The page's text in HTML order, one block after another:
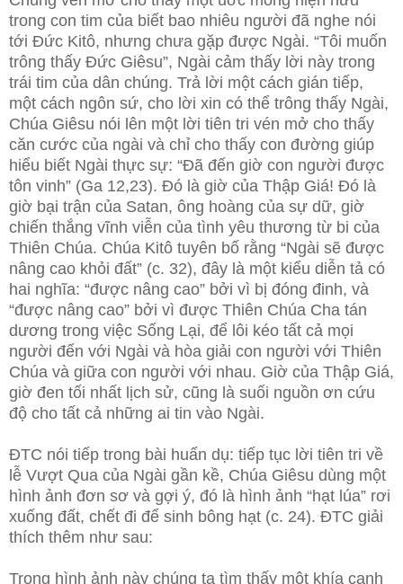
trong con tim của biết bao nhiêu người đã nghe nói
tới Đức Kitô, nhưng chưa gặp được Ngài. “Tôi muốn
trông thấy Đức Giêsu”, Ngài cảm thấy lời này trong
trái tim của dân chúng. Trả lời một cách gián tiếp,
một cách ngôn sứ, cho lời xin có thể trông thấy Ngài,
Chúa Giêsu nói lên một lời tiên tri vén mở cho thấy
căn cước của ngài và chỉ cho thấy con đường giúp
hiểu biết Ngài thực sự: “Đã đến giờ con người được
tôn vinh” (Ga 12,23). Đó là giờ của Thập Giá! Đó là
giờ bại trận của Satan, ông hoàng của sự dữ, giờ
chiến thắng vĩnh viễn của tình yêu thương từ bi của
Thiên Chúa. Chúa Kitô tuyên bố rằng “Ngài sẽ được
nâng cao khỏi đất” (c. 32), đây là một kiểu diễn tả có
hai nghĩa: “được nâng cao” bởi vì bị đóng đinh, và
“được nâng cao” bởi vì được Thiên Chúa Cha tán
dương trong việc Sống Lại, để lôi kéo tất cả mọi
người đến với Ngài và hòa giải con người với Thiên
Chúa và giữa con người với nhau. Giờ của Thập Giá,
giờ đen tối nhất lịch sử, cũng là suối nguồn ơn cứu
độ cho tất cả những ai tin vào Ngài.
ĐTC nói tiếp trong bài huấn dụ: tiếp tục lời tiên tri về
lễ Vượt Qua của Ngài gần kề, Chúa Giêsu dùng một
hình ảnh đơn sơ và gợi ý, đó là hình ảnh “hạt lúa” rơi
xuống đất, chết đi để sinh bông hạt (c. 24). ĐTC giải
thích thêm như sau:
Trong hình ảnh này chúng ta tìm thấy một khía cạnh